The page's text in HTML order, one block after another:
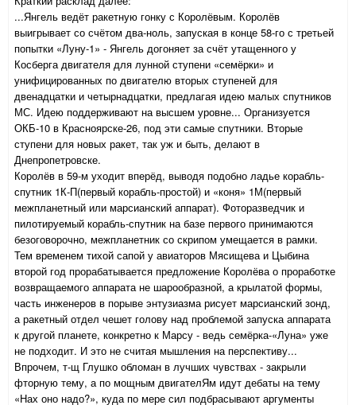
...Янгель ведёт ракетную гонку с Королёвым. Королёв
выигрывает со счётом два-ноль, запуская в конце 58-го с третьей
попытки «Луну-1» - Янгель догоняет за счёт утащенного у
Косберга двигателя для лунной ступени «семёрки» и
унифицированных по двигателю вторых ступеней для
двенадцатки и четырнадцатки, предлагая идею малых спутников
МС. Идею поддерживают на высшем уровне... Организуется
ОКБ-10 в Красноярске-26, под эти самые спутники. Вторые
ступени для новых ракет, так уж и быть, делают в
Днепропетровске.
Королёв в 59-м уходит вперёд, выводя подобно ладье корабль-
спутник 1К-П(первый корабль-простой) и «коня» 1М(первый
межпланетный или марсианский аппарат). Фоторазведчик и
пилотируемый корабль-спутник на базе первого принимаются
безоговорочно, межпланетник со скрипом умещается в рамки.
Тем временем тихой сапой у авиаторов Мясищева и Цыбина
второй год прорабатывается предложение Королёва о проработке
возвращаемого аппарата не шарообразной, а крылатой формы,
часть инженеров в порыве энтузиазма рисует марсианский зонд,
а ракетный отдел чешет голову над проблемой запуска аппарата
к другой планете, конкретно к Марсу - ведь семёрка-«Луна» уже
не подходит. И это не считая мышления на перспективу...
Впрочем, т-щ Глушко обломан в лучших чувствах - закрыли
фторную тему, а по мощным двигателЯм идут дебаты на тему
«Нах оно надо?», куда по мере сил подбрасывают аргументы